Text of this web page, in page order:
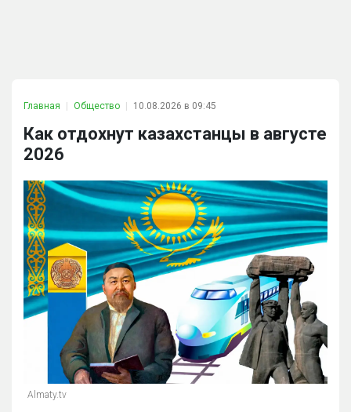
Главная Общество 10.08.2026 в 09:45
Как отдохнут казахстанцы в августе
2026
Almaty.tv